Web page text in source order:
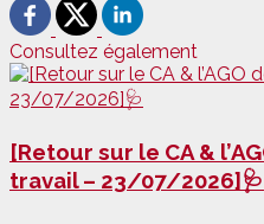
Consultez également
[Retour sur le CA &
travail – 23/07/2026]🩺